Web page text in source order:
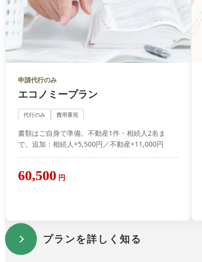
申請代行のみ
エコノミープラン
代行のみ 費用重視
書類はご自身で準備。不動産1件・相続人2名ま
で。追加：相続人+5,500円／不動産+11,000円
60,500 円
プランを詳しく知る